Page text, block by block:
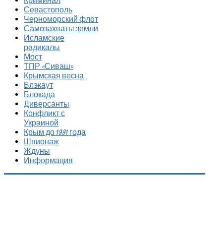
Севастополь
Черноморский флот
Самозахваты земли
Исламские
радикалы
Мост
ТПР «Сиваш»
Крымская весна
Блэкаут
Блокада
Диверсанты
Конфликт с
Украиной
Крым до 1991 года
Шпионаж
Ждуны
Информация